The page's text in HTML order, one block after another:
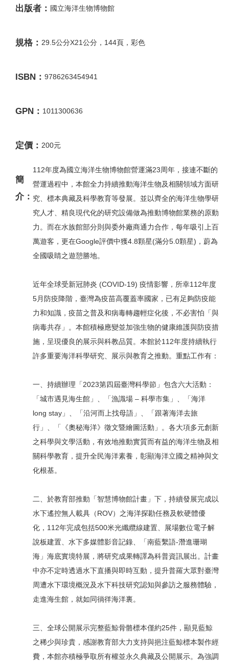
出版者： 國立海洋生物博物館
規格： 29.5公分X21公分，144頁，彩色
ISBN： 9786263454941
GPN： 1011300636
定價： 200元
簡
介：
112年度為國立海洋生物博物館營運滿23周年，接連不斷的
營運過程中，本館全力持續推動海洋生物及相關領域方面研
究、標本典藏及科學教育等發展。並以齊全的海洋生物學研
究人才、精良現代化的研究設備做為推動博物館業務的原動
力。而在水族館部分則與委外廠商通力合作，每年吸引上百
萬遊客，更在Google評價中獲4.8顆星(滿分5.0顆星)，蔚為
全國吸睛之遊憩勝地。
近年全球受新冠肺炎 (COVID-19) 疫情影響，所幸112年度
5月防疫降階，臺灣為疫苗高覆蓋率國家，已有足夠防疫能
力和知識，疫苗之普及和病毒轉趨輕症化後，不必害怕「與
病毒共存」。本館積極應變並加強生物的健康維護與防疫措
施，呈現優良的展示與科教品質。本館於112年度持續執行
許多重要海洋科學研究、展示與教育之推動。重點工作有：
一、持續辦理「2023第四屆臺灣科學節」包含六大活動：
「城市遇見海生館」、「漁識場 – 科學市集」、「海洋
long stay」、「沿河而上找母語」、「跟著海洋去旅
行」、「《奧秘海洋》徵文暨繪圖活動」。各大項多元創新
之科學與文學活動，有效地推動實質而有益的海洋生物及相
關科學教育，提升全民海洋素養，彰顯海洋立國之精神與文
化根基。
二、於教育部推動「智慧博物館計畫」下，持續發展完成以
水下遙控無人載具（ROV）之海洋探勘任務及軟硬體優
化，112年完成包括500米光纖纜線建置、展場數位電子解
說板建置、水下多媒體影音記錄、「南藍繫語-潛進珊瑚
海」海底實境特展，將研究成果轉譯為科普資訊展出。計畫
中亦不定時透過水下直播與即時互動，提升普羅大眾對臺灣
周遭水下環境概況及水下科技研究認知與參訪之服務體驗，
走進海生館，就如同徜徉海洋裏。
三、全球公開展示完整藍鯨骨骼標本僅約25件，顯見藍鯨
之稀少與珍貴，感謝教育部大力支持與挹注藍鯨標本製作經
費，本館亦積極爭取所有權並永久典藏及公開展示。為強調